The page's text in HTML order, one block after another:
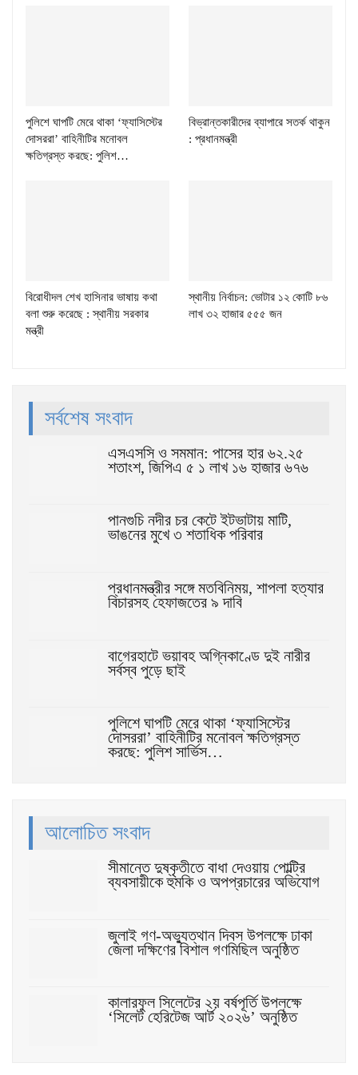
পুলিশে ঘাপটি মেরে থাকা ‘ফ্যাসিস্টের
দোসররা’ বাহিনীটির মনোবল
ক্ষতিগ্রস্ত করছে: পুলিশ…
বিভ্রান্তকারীদের ব্যাপারে সতর্ক থাকুন
: প্রধানমন্ত্রী
বিরোধীদল শেখ হাসিনার ভাষায় কথা
বলা শুরু করেছে : স্থানীয় সরকার
মন্ত্রী
স্থানীয় নির্বাচন: ভোটার ১২ কোটি ৮৬
লাখ ৩২ হাজার ৫৫৫ জন
সর্বশেষ সংবাদ
এসএসসি ও সমমান: পাসের হার ৬২.২৫
শতাংশ, জিপিএ ৫ ১ লাখ ১৬ হাজার ৬৭৬
পানগুচি নদীর চর কেটে ইটভাটায় মাটি,
ভাঙনের মুখে ৩ শতাধিক পরিবার
প্রধানমন্ত্রীর সঙ্গে মতবিনিময়, শাপলা হত্যার
বিচারসহ হেফাজতের ৯ দাবি
বাগেরহাটে ভয়াবহ অগ্নিকাণ্ডে দুই নারীর
সর্বস্ব পুড়ে ছাই
পুলিশে ঘাপটি মেরে থাকা ‘ফ্যাসিস্টের
দোসররা’ বাহিনীটির মনোবল ক্ষতিগ্রস্ত
করছে: পুলিশ সার্ভিস…
আলোচিত সংবাদ
সীমান্তে দুষ্কৃতীতে বাধা দেওয়ায় পোল্ট্রি
ব্যবসায়ীকে হুমকি ও অপপ্রচারের অভিযোগ
জুলাই গণ-অভ্যুত্থান দিবস উপলক্ষে ঢাকা
জেলা দক্ষিণের বিশাল গণমিছিল অনুষ্ঠিত
কালারফুল সিলেটের ২য় বর্ষপূর্তি উপলক্ষে
‘সিলেট হেরিটেজ আর্ট ২০২৬’ অনুষ্ঠিত